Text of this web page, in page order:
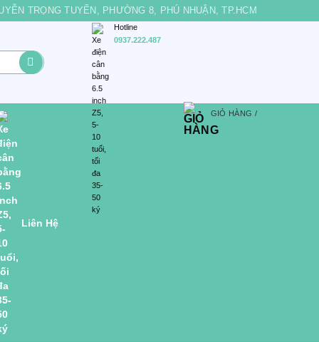
TRỌNG TUYỂN, PHƯỜNG 8, PHÚ NHUẬN, TP.HCM
Hotline
0937.222.487
GIỎ HÀNG /
0
Liên Hệ